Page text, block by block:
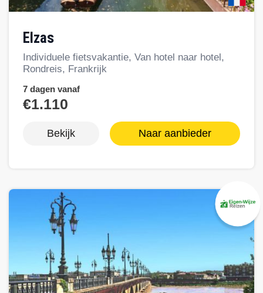
Elzas
Individuele fietsvakantie, Van hotel naar hotel,
Rondreis, Frankrijk
7 dagen vanaf
€1.110
Bekijk Naar aanbieder